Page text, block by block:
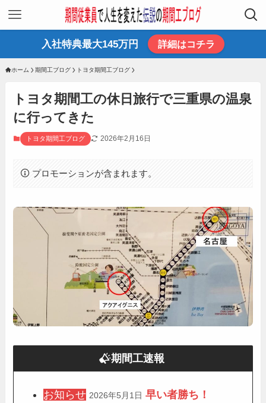
入社特典最大145万円 詳細はコチラ
ホーム 期間工ブログ トヨタ期間工ブログ
トヨタ期間工の休日旅行で三重県の温泉
に行ってきた
トヨタ期間工ブログ 2026年2月16日
プロモーションが含まれます。
期間工速報
お知らせ 2026年5月1日 早い者勝ち！